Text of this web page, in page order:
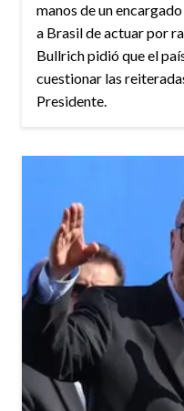
manos de un
a Brasil de actuar por
Bullrich pidió que el
cuestionar las
Presidente.